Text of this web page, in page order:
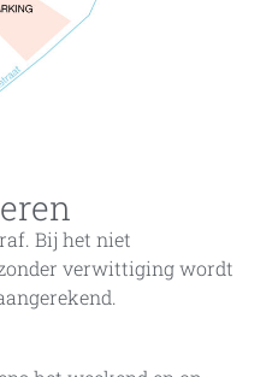
Bij het niet
verwittiging wordt